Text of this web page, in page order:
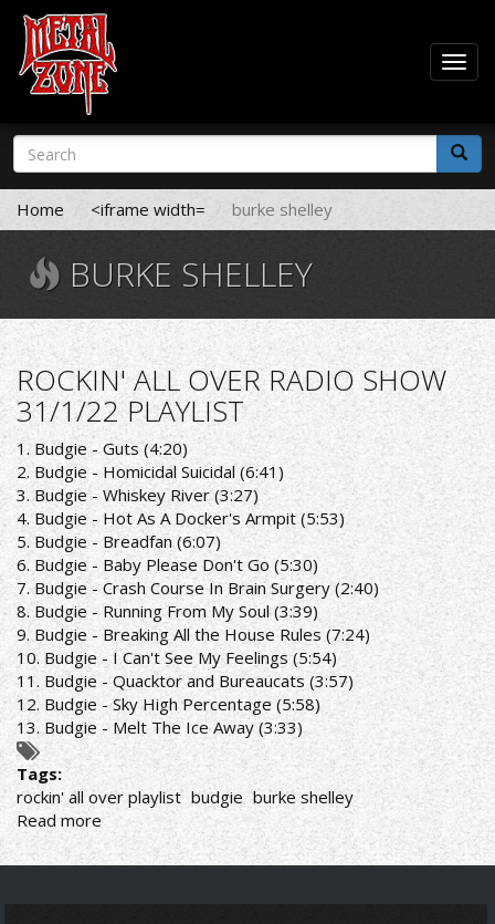
Skip
main
content
Search
form
Search
Home <iframe width= burke shelley
BURKE SHELLEY
ROCKIN' ALL OVER RADIO SHOW
31/1/22 PLAYLIST
1. Budgie - Guts (4:20)
2. Budgie - Homicidal Suicidal (6:41)
3. Budgie - Whiskey River (3:27)
4. Budgie - Hot As A Docker's Armpit (5:53)
5. Budgie - Breadfan (6:07)
6. Budgie - Baby Please Don't Go (5:30)
7. Budgie - Crash Course In Brain Surgery (2:40)
8. Budgie - Running From My Soul (3:39)
9. Budgie - Breaking All the House Rules (7:24)
10. Budgie - I Can't See My Feelings (5:54)
11. Budgie - Quacktor and Bureaucats (3:57)
12. Budgie - Sky High Percentage (5:58)
13. Budgie - Melt The Ice Away (3:33)
Tags:
rockin' all over playlist budgie burke shelley
Read more about
ROCKIN'
ALL